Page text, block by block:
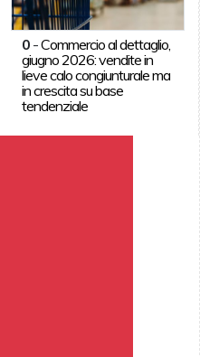
0 -Commercio al dettaglio,
giugno 2026: vendite in
lieve calo congiunturale ma
in crescita su base
tendenziale